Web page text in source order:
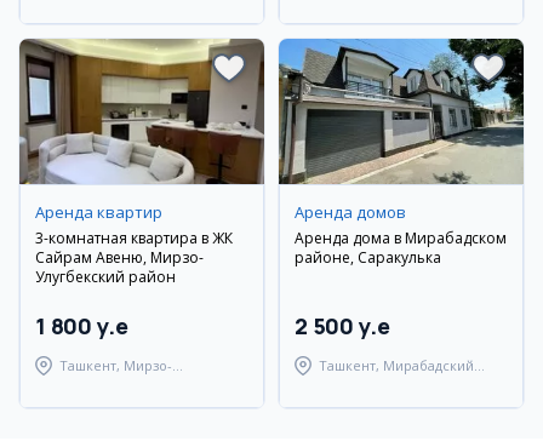
Аренда квартир
3-комнатная квартира в ЖК
Сайрам Авеню, Мирзо-
Улугбекский район
1 800 y.e
Ташкент, Мирзо-
Аренда домов
Аренда дома в Мирабадском
районе, Саракулька
2 500 y.e
Ташкент, Мирабадский